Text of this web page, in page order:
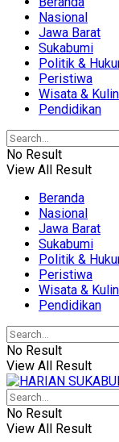
Nasional
Jawa Barat
Sukabumi
Politik &
Peristiwa
Wisata &
Pendidikan
No Result
View All Result
Beranda
Nasional
Jawa Barat
Sukabumi
Politik &
Peristiwa
Wisata &
Pendidikan
No Result
View All Result
No Result
View All Result